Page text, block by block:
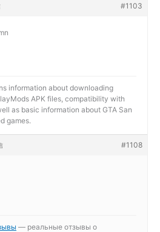
#1103
information about downloading
APK files, compatibility with
as basic information about GTA San
games.
#1108
— реальные отзывы о